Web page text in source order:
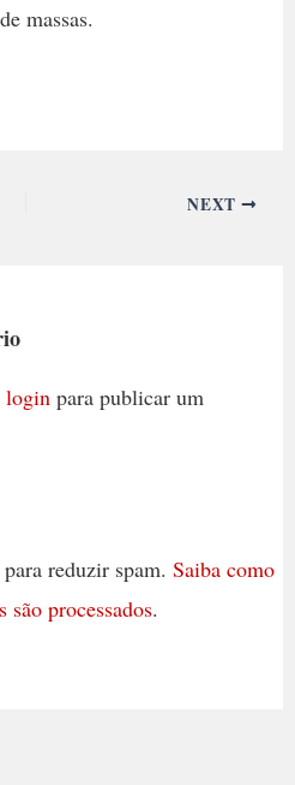
massas.
NEXT
loginpara publicar um
reduzir spam. Saiba como
são processados.